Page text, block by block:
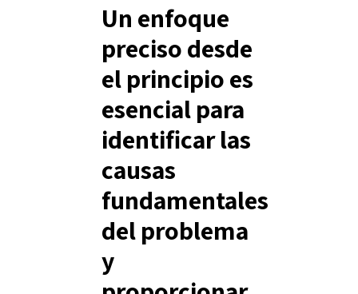
Un enfoque
preciso desde
el principio es
esencial para
identificar las
causas
fundamentales
del problema
y